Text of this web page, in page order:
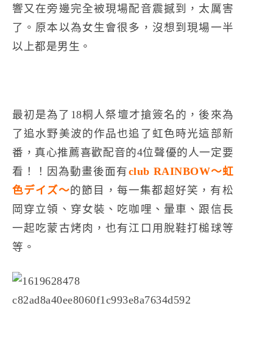
響又在旁邊完全被現場配音震撼到，太厲害
了。原本以為女生會很多，沒想到現場一半
以上都是男生。
最初是為了18桐人祭壇才搶簽名的，後來為
了追水野美波的作品也追了虹色時光這部新
番，真心推薦喜歡配音的4位聲優的人一定要
看！！因為動畫後面有club RAINBOW〜虹
色デイズ〜的節目，每一集都超好笑，有松
岡穿立領、穿女裝、吃咖哩、暈車、跟信長
一起吃蒙古烤肉，也有江口用脫鞋打槌球等
等。